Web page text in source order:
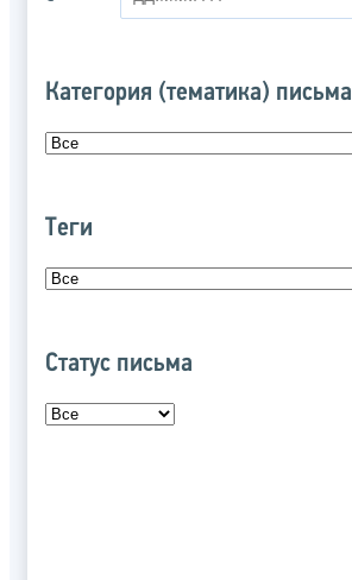
Категория (тематика) письма
Теги
Статус письма